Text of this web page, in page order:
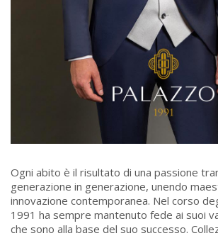
Ogni abito è il risultato di una passione
generazione in generazione, unendo
innovazione contemporanea. Nel corso
1991 ha sempre mantenuto fede ai suoi
che sono alla base del suo successo.